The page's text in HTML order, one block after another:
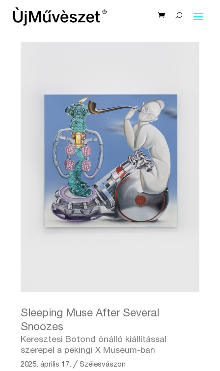
Sleeping Muse After Several
Snoozes
Keresztesi Botond önálló kiállítással
szerepel a pekingi X Museum-ban
2025. április 17. ╱Szélesvászon